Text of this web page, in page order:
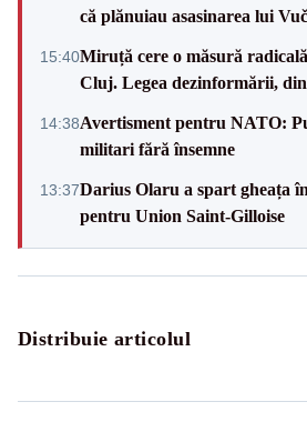
că plănuiau asasinarea lui
15:40Miruță cere o măsură
Cluj. Legea dezinformării,
14:38Avertisment pentru NATO:
militari fără însemne
13:37Darius Olaru a spart gheața
pentru Union Saint-Gilloise
Distribuie articolul